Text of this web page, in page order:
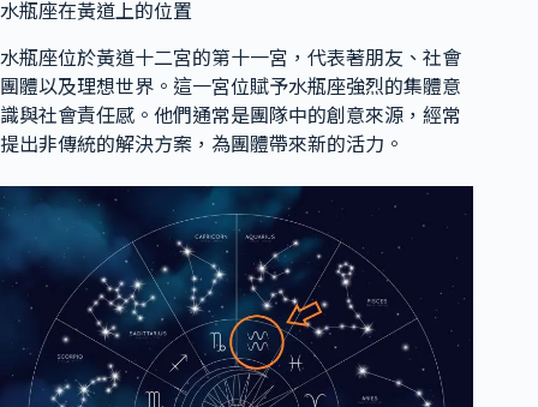
水瓶座在黃道上的位置
水瓶座位於黃道十二宮的第十一宮，代表著朋友、社會
團體以及理想世界。這一宮位賦予水瓶座強烈的集體意
識與社會責任感。他們通常是團隊中的創意來源，經常
提出非傳統的解決方案，為團體帶來新的活力。